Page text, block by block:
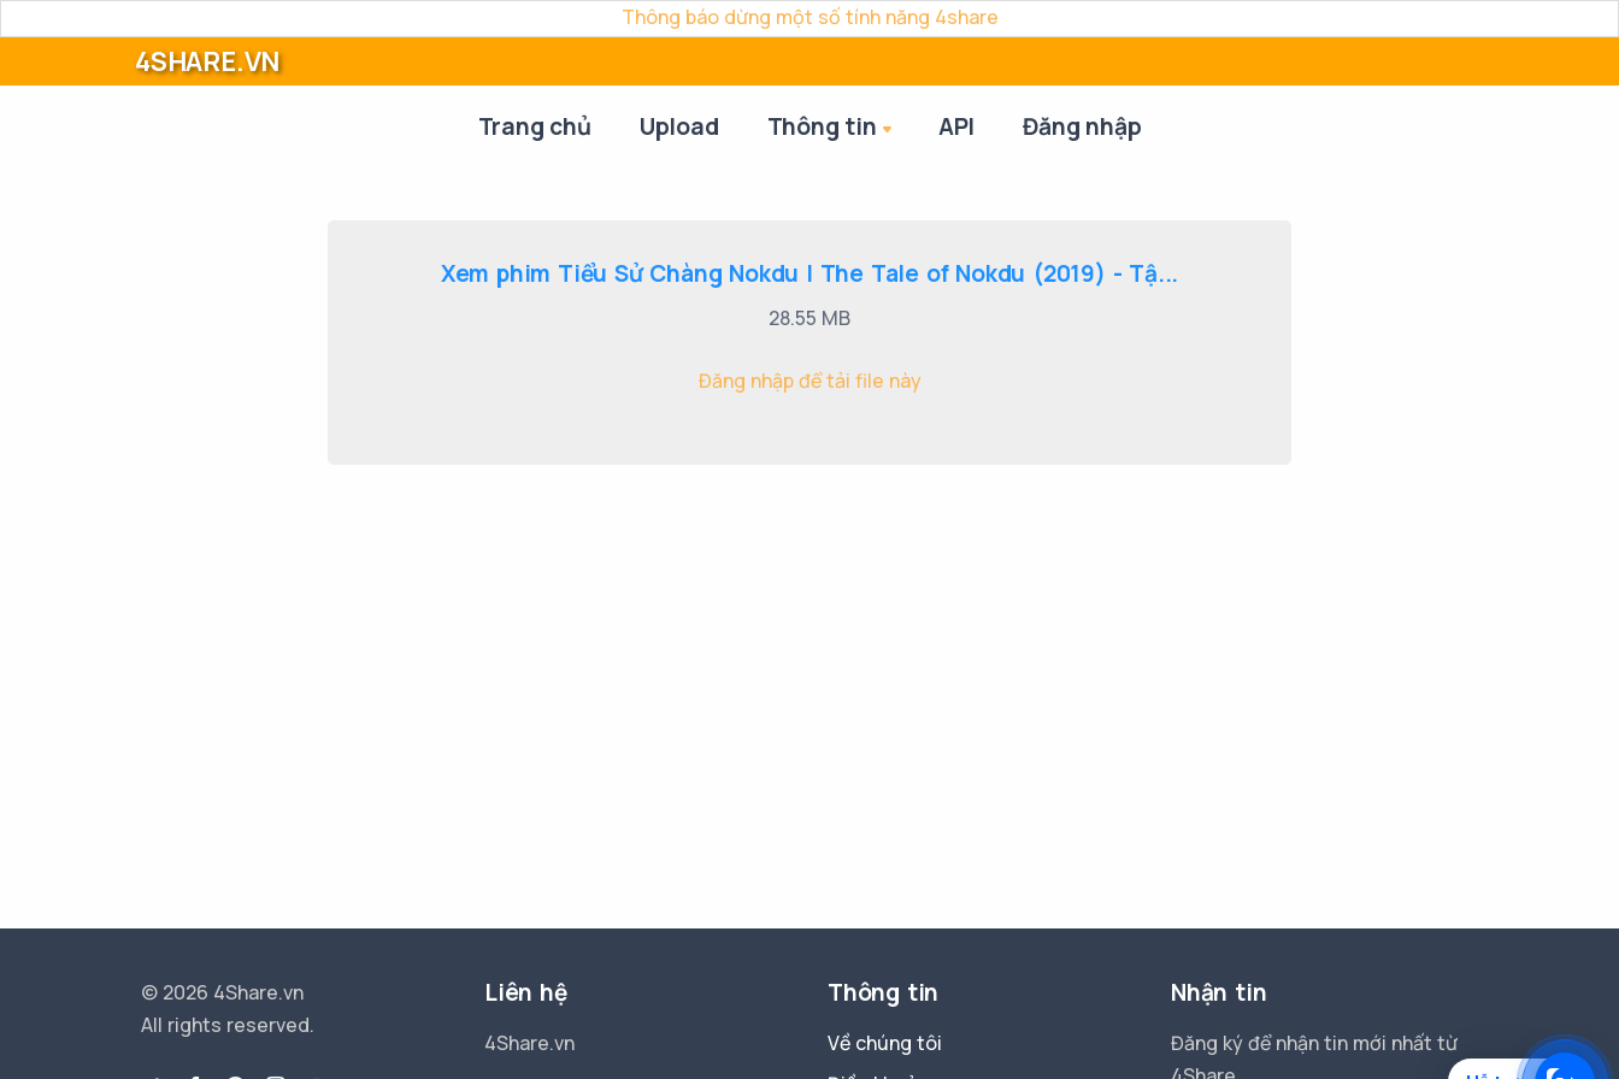
Thông báo dừng một số tính năng 4share
4SHARE.VN
Trang chủ Upload Thông tin API Đăng nhập
Xem phim Tiểu Sử Chàng Nokdu | The Tale of Nokdu (2019) - Tậ...
28.55 MB
Đăng nhập để tải file này
© 2026 4Share.vn
All rights reserved.
Liên hệ
4Share.vn
Thông tin
Về chúng tôi
Nhận tin
Đăng ký để nhận tin mới nhất từ